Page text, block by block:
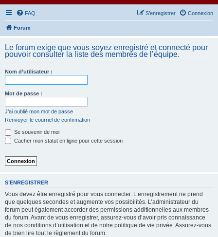
FAQ Connexion
S’enregistrer
Forum
Le forum exige que vous soyez enregistré et connecté pour
pouvoir consulter la liste des membres de l’équipe.
Nom d’utilisateur :
Mot de passe :
J’ai oublié mon mot de passe
Renvoyer le courriel de confirmation
Se souvenir de moi
Cacher mon statut en ligne pour cette session
S’ENREGISTRER
Vous devez être enregistré pour vous connecter. L’enregistrement ne prend
que quelques secondes et augmente vos possibilités. L’administrateur du
forum peut également accorder des permissions additionnelles aux membres
du forum. Avant de vous enregistrer, assurez-vous d’avoir pris connaissance
de nos conditions d’utilisation et de notre politique de vie privée. Assurez-vous
de bien lire tout le règlement du forum.